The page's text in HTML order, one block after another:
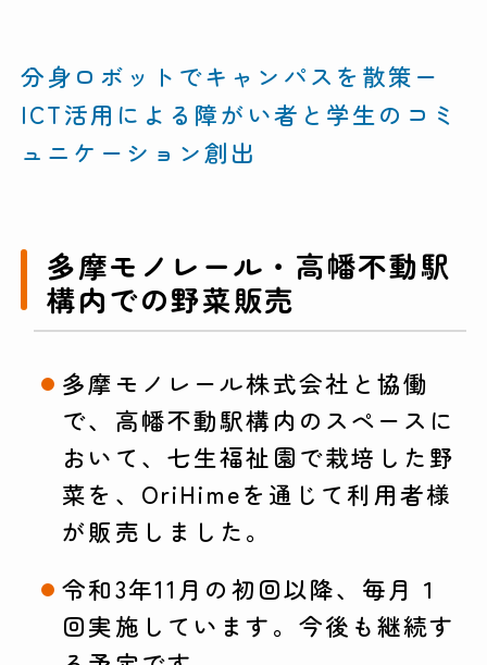
分身ロボットでキャンパスを散策ー
ICT活用による障がい者と学生のコミ
ュニケーション創出
多摩モノレール・高幡不動駅
構内での野菜販売
多摩モノレール株式会社と協働
で、高幡不動駅構内のスペースに
おいて、七生福祉園で栽培した野
菜を、OriHimeを通じて利用者様
が販売しました。
令和3年11月の初回以降、毎月１
回実施しています。今後も継続す